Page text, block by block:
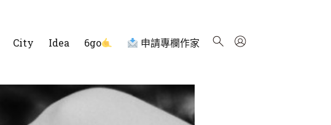
City Idea 6go 申請專欄作家